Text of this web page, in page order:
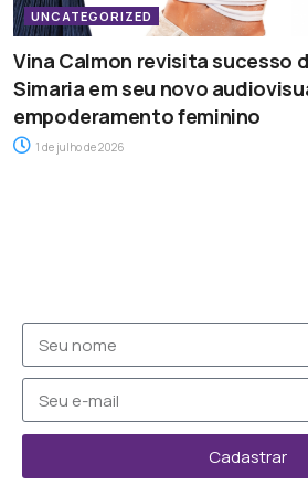
UNCATEGORIZED
Vina Calmon revisita sucesso
Simaria em seu novo
empoderamento feminino
1 de julho de 2026
Cadastrar